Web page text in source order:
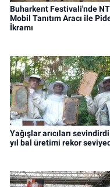
Buharkent Festivali'nde
Mobil Tanıtım Aracı ile
İkramı
Yağışlar arıcıları
yıl bal üretimi rekor